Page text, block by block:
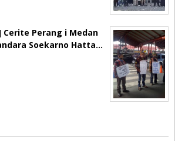
Cerite Perang i Medan
Soekarno Hatta…